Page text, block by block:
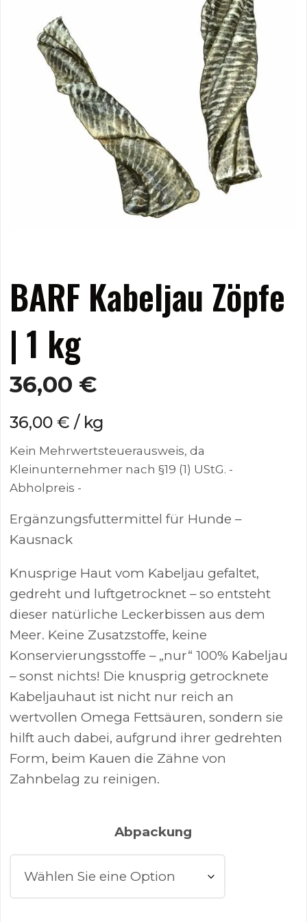
BARF Kabeljau Zöpfe
| 1 kg
36,00 €
36,00€ / kg
Kein Mehrwertsteuerausweis, da
Kleinunternehmer nach §19 (1) UStG. -
Abholpreis -
Ergänzungsfuttermittel für Hunde –
Kausnack
Knusprige Haut vom Kabeljau gefaltet,
gedreht und luftgetrocknet – so entsteht
dieser natürliche Leckerbissen aus dem
Meer. Keine Zusatzstoffe, keine
Konservierungsstoffe – „nur“ 100% Kabeljau
– sonst nichts! Die knusprig getrocknete
Kabeljauhaut ist nicht nur reich an
wertvollen Omega Fettsäuren, sondern sie
hilft auch dabei, aufgrund ihrer gedrehten
Form, beim Kauen die Zähne von
Zahnbelag zu reinigen.
Abpackung